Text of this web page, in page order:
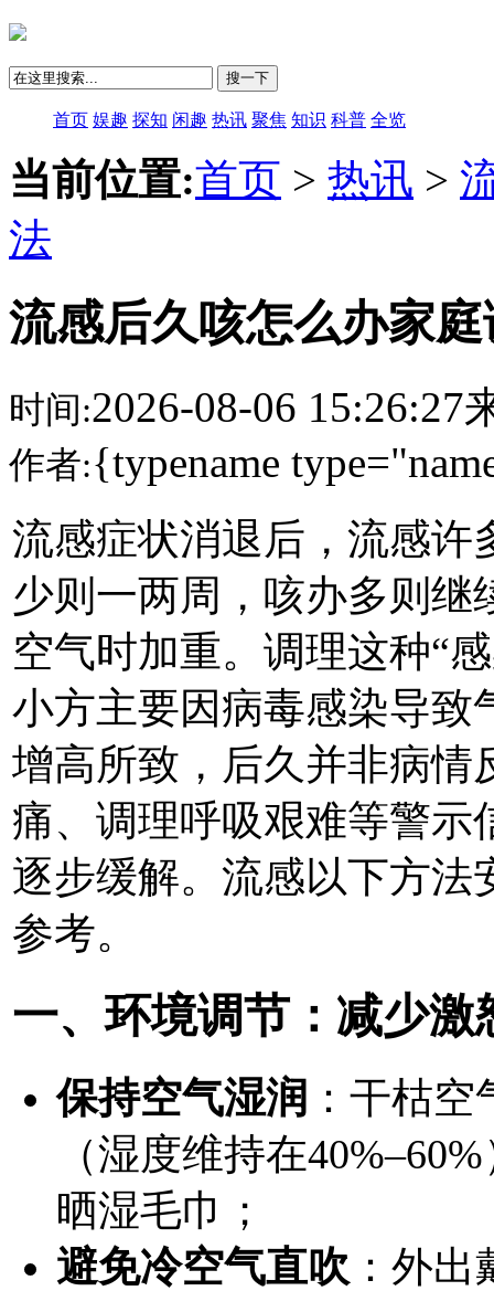
搜一下
首页 娱趣 探知 闲趣 热讯 聚焦 知识 科普 全览
当前位置:首页 > 热讯 >
法
流感后久咳怎么办家
时间:2026-08-06 15:26:27
作者:{typename
流感症状消退后，流感许
少则一两周，咳办多则继
空气时加重。调理这种“
小方主要因病毒感染导致
增高所致，后久并非病情
痛、调理呼吸艰难等警示
逐步缓解。流感以下方法
参考。
一、环境调节：减少激
保持空气湿润 ：干枯
（湿度维持在
晒湿毛巾；
避免冷空气直吹 ：外